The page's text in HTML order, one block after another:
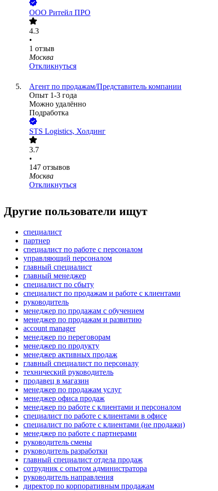
ООО Ритейл ПРО
4.3
•
1 отзыв
Москва
Откликнуться
Агент по продажам/Представитель компании
Опыт 1-3 года
Можно удалённо
Подработка
STS Logistics, Холдинг
3.7
•
147 отзывов
Москва
Откликнуться
Другие пользователи ищут
специалист
партнер
специалист по работе с персоналом
управляющий персоналом
главный специалист
главный менеджер
специалист по сбыту
специалист по продажам и работе с клиентами
руководитель
менеджер по продажам с обучением
менеджер по продажам и развитию
account manager
менеджер по переговорам
менеджер по продукту
менеджер активных продаж
главный специалист по персоналу
технический руководитель
продавец в магазин
менеджер по продажам услуг
менеджер офиса продаж
менеджер по работе с клиентами и персоналом
специалист по работе с клиентами в офисе
специалист по работе с клиентами (не продажи)
менеджер по работе с партнерами
руководитель смены
руководитель разработки
главный специалист отдела продаж
сотрудник с опытом администратора
руководитель направления
директор по корпоративным продажам